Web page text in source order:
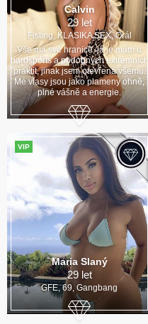
Calvin
29 let
Fisting, KLASIKA SEX, Orál
Vše má své hranice, já je mám u
hardsports a podobných extrémních
praktit, jinak jsem otevřena všemu.
Mé vlasy jsou jako plameny ohně,
plné vášně a energie.
VIP
Maria Slaný
29 let
GFE, 69, Gangbang